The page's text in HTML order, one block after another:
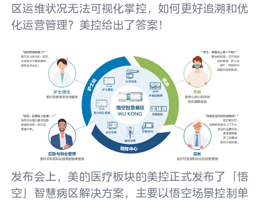
区运维状况无法可视化掌控，如何更好追溯和优
化运营管理？美控给出了答案！
发布会上，美的医疗板块的美控正式发布了「悟
空」智慧病区解决方案，主要以悟空场景控制单